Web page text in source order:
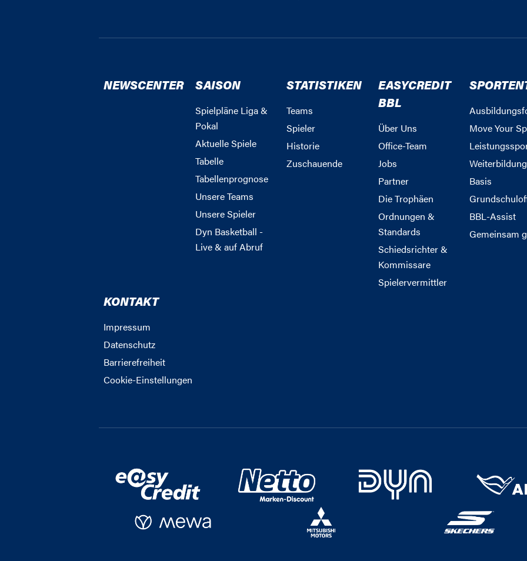
NEWSCENTER SAISON
Spielpläne Liga &
Pokal
Aktuelle Spiele
Tabelle
Tabellenprognose
Unsere Teams
Unsere Spieler
Dyn Basketball -
Live & auf Abruf
STATISTIKEN
Teams
Spieler
Historie
Zuschauende
EASYCREDIT
BBL
Über Uns
Office-Team
Jobs
Partner
Die Trophäen
Ordnungen &
Standards
Schiedsrichter &
Kommissare
Spielervermittler
Move Your
Weiterbildung
Basis
BBL-Assist
Gemeinsam
KONTAKT
Impressum
Datenschutz
Barrierefreiheit
Cookie-Einstellungen